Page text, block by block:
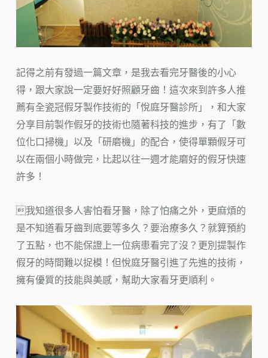
記得之前有發過一篇文章，是我去看完牙醫後的小心
得，跟大家說一定要好好照顧牙齒！這次來到許多人推
薦有全瓷冠假牙製作技術的「悅庭牙醫診所」，和大家
分享目前製作假牙的技術也隨著科技的進步，有了「數
位化口掃機」以及「研磨機」的配合，使得單顆假牙可
以在兩個小時做完，比起以往一週才能磨好的假牙快速
許多！
我知道很多人害怕看牙醫，除了怕痛之外，更麻煩的
是不知道看牙齒到底要等多久？要治療多久？就算預約
了五點，也不能保證上一位病患看完了沒？更別提製作
假牙的時間難以捉模！但悅庭牙醫引進了先進的技術，
擁有優質的技能與美感，幫助大家看牙更順利。